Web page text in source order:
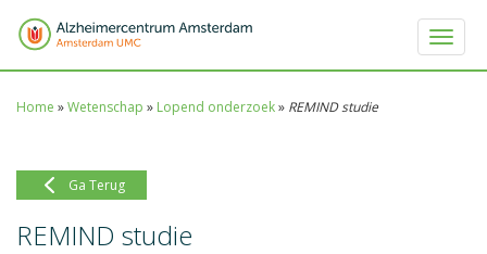
Toggle
Home »Wetenschap » Lopend onderzoek» REMIND studie
Ga Terug
REMIND studie